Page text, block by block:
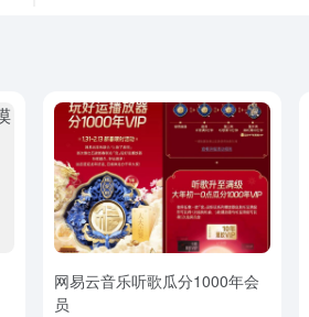
网易云音乐听歌瓜分1000年会
员